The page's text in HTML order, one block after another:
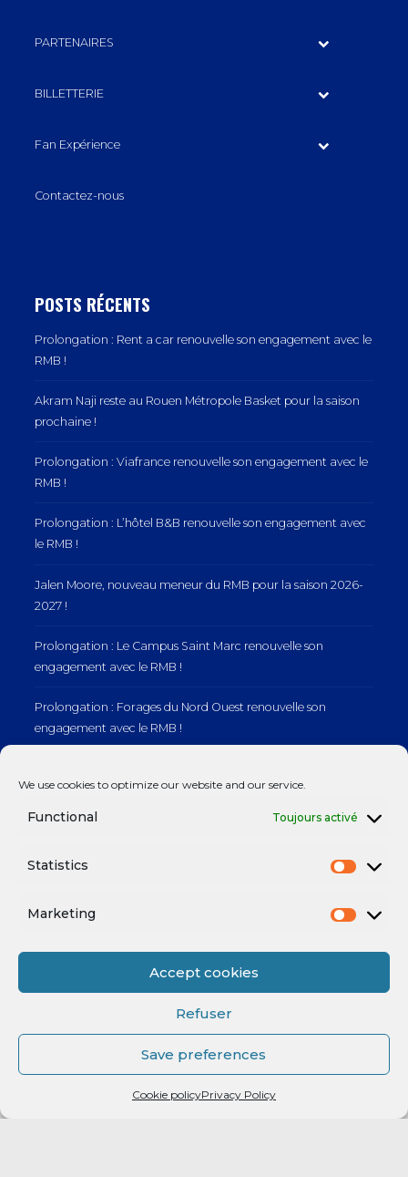
We use cookies to optimize our website and our service.
Functional Toujours activé
Statistics
Marketing
Accept cookies
Refuser
Save preferences
Cookie policyPrivacy Policy
PARTENAIRES
BILLETTERIE
Fan Expérience
Contactez-nous
POSTS RÉCENTS
Prolongation : Rent a car renouvelle son engagement avec le
RMB !
Akram Naji reste au Rouen Métropole Basket pour la saison
prochaine !
Prolongation : Viafrance renouvelle son engagement avec le
RMB !
Prolongation : L’hôtel B&B renouvelle son engagement avec
le RMB !
Jalen Moore, nouveau meneur du RMB pour la saison 2026-
2027 !
Prolongation : Le Campus Saint Marc renouvelle son
engagement avec le RMB !
Prolongation : Forages du Nord Ouest renouvelle son
engagement avec le RMB !
engagement avec le RMB !
Mentions légales
Mentions légales